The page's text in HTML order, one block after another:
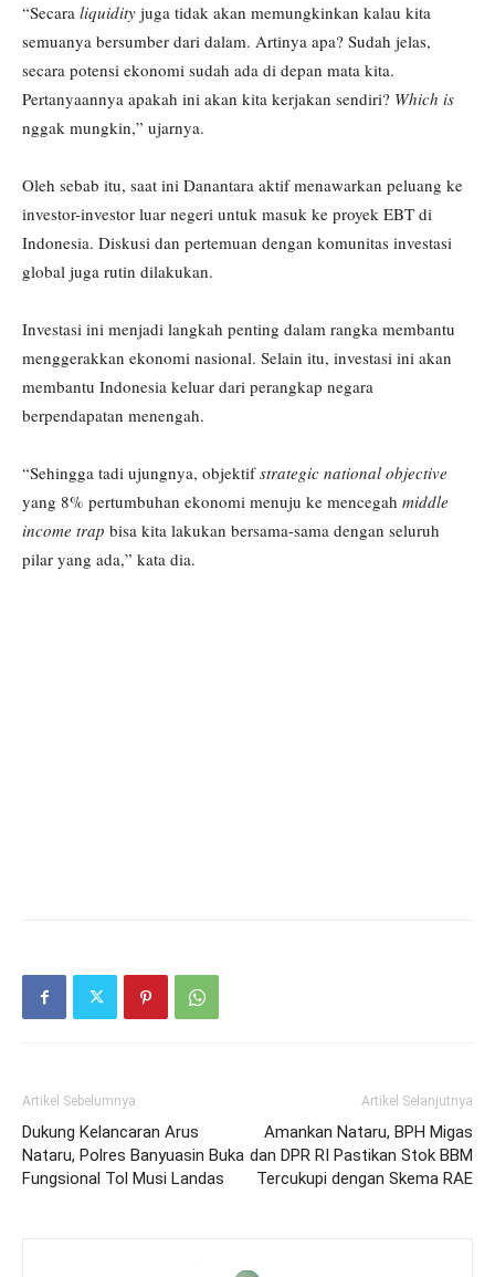
“Secara liquidity juga tidak akan memungkinkan kalau kita
semuanya bersumber dari dalam. Artinya apa? Sudah jelas,
secara potensi ekonomi sudah ada di depan mata kita.
Pertanyaannya apakah ini akan kita kerjakan sendiri? Which is
nggak mungkin,” ujarnya.
Oleh sebab itu, saat ini Danantara aktif menawarkan peluang ke
investor-investor luar negeri untuk masuk ke proyek EBT di
Indonesia. Diskusi dan pertemuan dengan komunitas investasi
global juga rutin dilakukan.
Investasi ini menjadi langkah penting dalam rangka membantu
menggerakkan ekonomi nasional. Selain itu, investasi ini akan
membantu Indonesia keluar dari perangkap negara
berpendapatan menengah.
“Sehingga tadi ujungnya, objektifstrategic national objective
yang 8% pertumbuhan ekonomi menuju ke mencegah middle
income trap bisa kita lakukan bersama-sama dengan seluruh
pilar yang ada,” kata dia.
Artikel Sebelumnya
Dukung Kelancaran Arus
Nataru, Polres Banyuasin Buka
Fungsional Tol Musi Landas
Artikel Selanjutnya
Amankan Nataru, BPH Migas
dan DPR RI Pastikan Stok BBM
Tercukupi dengan Skema RAE